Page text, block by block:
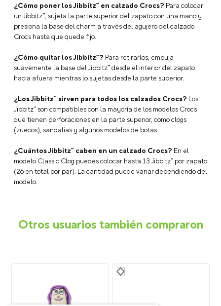
¿Cómo poner los Jibbitz™ en calzado Crocs? Para colocar
un Jibbitz™, sujeta la parte superior del zapato con una mano y
presiona la base del charm a través del agujero del calzado
Crocs hasta que quede fijo.
¿Cómo quitar los Jibbitz™? Para retirarlos, empuja
suavemente la base del Jibbitz™ desde el interior del zapato
hacia afuera mientras lo sujetas desde la parte superior.
¿Los Jibbitz™ sirven para todos los calzados Crocs? Los
Jibbitz™ son compatibles con la mayoría de los modelos Crocs
que tienen perforaciones en la parte superior, como clogs
(zuecos), sandalias y algunos modelos de botas.
¿Cuántos Jibbitz™ caben en un calzado Crocs? En el
modelo Classic Clog puedes colocar hasta 13 Jibbitz™ por zapato
(26 en total por par). La cantidad puede variar dependiendo del
modelo.
Otros usuarios también compraron